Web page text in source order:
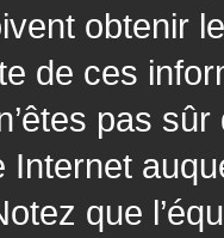
obtenir
de ces
pas
Internet
que